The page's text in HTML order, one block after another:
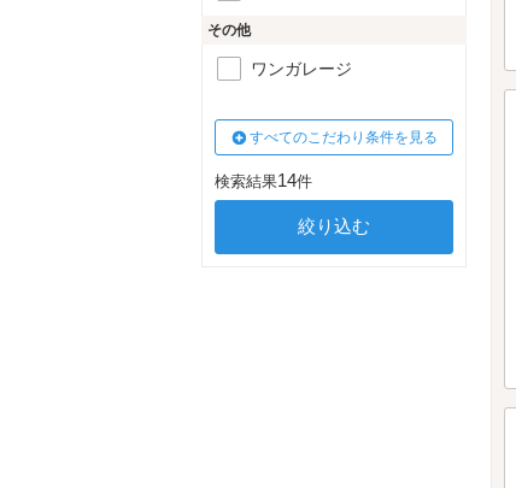
その他
ワンガレージ
すべてのこだわり条件を見る
検索結果14件